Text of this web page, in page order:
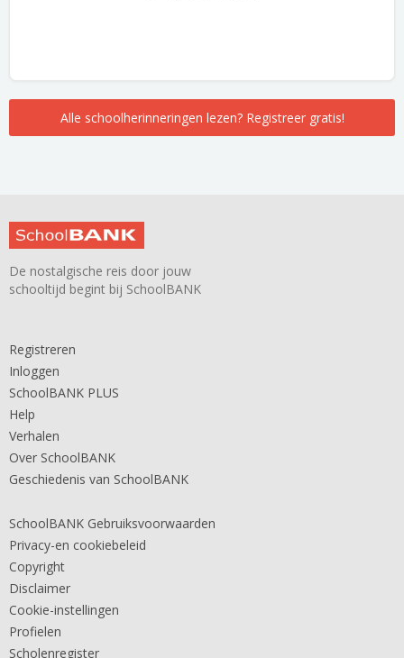
Alle schoolherinneringen lezen? Registreer gratis!
De nostalgische reis door jouw
schooltijd begint bij SchoolBANK
Registreren
Inloggen
SchoolBANK PLUS
Help
Verhalen
Over SchoolBANK
Geschiedenis van SchoolBANK
SchoolBANK Gebruiksvoorwaarden
Privacy-en cookiebeleid
Copyright
Disclaimer
Cookie-instellingen
Profielen
Scholenregister